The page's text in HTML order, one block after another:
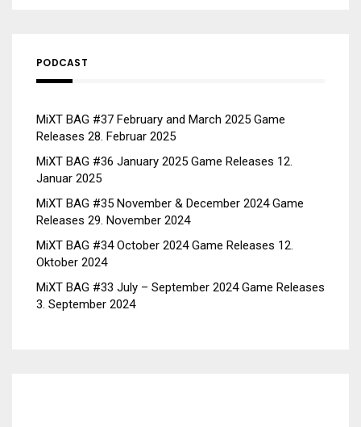
PODCAST
MiXT BAG #37 February and March 2025 Game
Releases 28. Februar 2025
MiXT BAG #36 January 2025 Game Releases 12.
Januar 2025
MiXT BAG #35 November & December 2024 Game
Releases 29. November 2024
MiXT BAG #34 October 2024 Game Releases 12.
Oktober 2024
MiXT BAG #33 July – September 2024 Game Releases
3. September 2024